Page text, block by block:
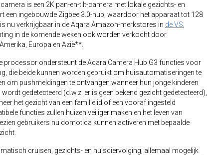
is een 2K pan-en-tilt-camera met lokale gezichts- en
een ingebouwde Zigbee 3.0-hub, waardoor het apparaat tot 128
nu verkrijgbaar in de Aqara Amazon-merkstores in de VS
in de komende weken ook worden verkocht door
Europa en Azië**.
processor ondersteunt de Aqara Camera Hub G3 functies voor
die beide kunnen worden gebruikt om huisautomatiseringen te
om pushmeldingen te ontvangen wanneer hun jonge kinderen
gedetecteerd (d.w.z. er is geen bekend gezicht gedetecteerd),
het gezicht van een familielid of een vooraf ingesteld
functies zullen huizen veiliger maken en het leven van
gebruikers nu domotica kunnen activeren met bepaalde
cruisen, gezichts- en huisdiervolging, allemaal mogelijk